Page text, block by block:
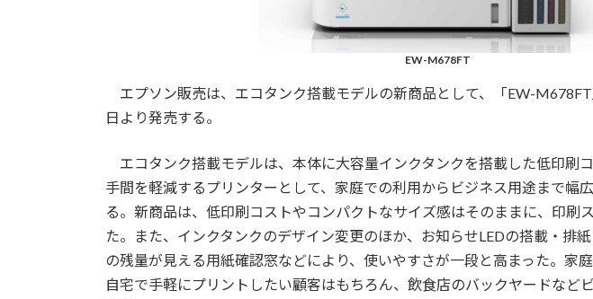
EW-M678FT
エプソン販売は、エコタンク搭載モデルの新商品として、「EW-
日より発売する。
エコタンク搭載モデルは、本体に大容量インクタンクを搭載した低印刷
手間を軽減するプリンターとして、家庭での利用からビジネス用途まで幅
る。新商品は、低印刷コストやコンパクトなサイズ感はそのままに、印刷
た。また、インクタンクのデザイン変更のほか、お知らせLEDの搭載・排
の残量が見える用紙確認窓などにより、使いやすさが一段と高まった。家
自宅で手軽にプリントしたい顧客はもちろん、飲食店のバックヤードなど